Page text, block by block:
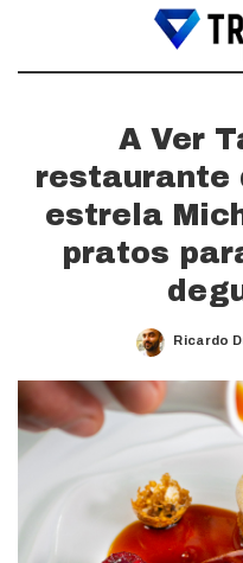
A Ver
restaurante
estrela
pratos
Posted
Ricardo